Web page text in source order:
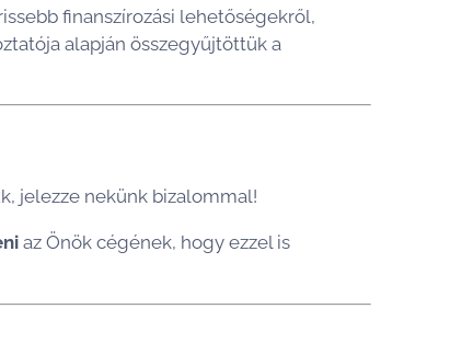
finanszírozási lehetőségekről,
alapján összegyűjtöttük a
jelezze nekünk bizalommal!
az Önök cégének, hogy ezzel is